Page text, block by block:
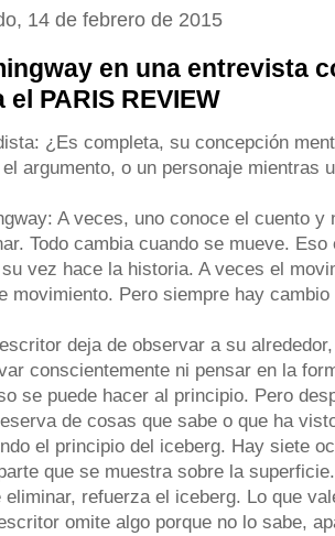
14 de febrero de 2015
en una entrevista
el PARIS REVIEW
¿Es completa, su concepción
argumento, o un personaje mientras
A veces, uno conoce el cuento y
Todo cambia cuando se mueve.
vez hace la historia. A veces el
movimiento. Pero siempre hay
deja de observar a su
conscientemente ni pensar en la
se puede hacer al principio. Pero
de cosas que sabe o que ha
el principio del iceberg. Hay siete
que se muestra sobre la
eliminar, refuerza el iceberg. Lo que
omite algo porque no lo sabe,